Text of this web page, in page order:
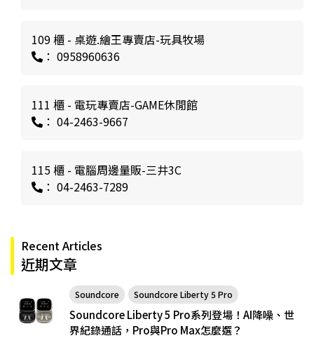
109 櫃 - 桌遊.繪王專賣店-玩具牧場
： 0958960636
111 櫃 - 電玩專賣店-GAME休閒館
： 04-2463-9667
115 櫃 - 電腦周邊量販-三井3C
： 04-2463-7289
Recent Articles
近期文章
Soundcore Soundcore Liberty 5 Pro
Soundcore Liberty 5 Pro系列登場！AI降噪、世
界紀錄通話，Pro與Pro Max怎麼選？